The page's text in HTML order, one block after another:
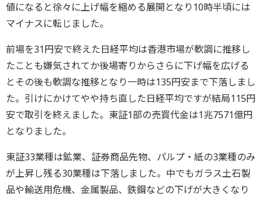
値になると徐々に上げ幅を縮める展開となり10時半頃には
マイナスに転じました。
前場を31円安で終えた日経平均は香港市場が軟調に推移し
たことも嫌気されてか後場寄りからさらに下げ幅を広げる
とその後も軟調な推移となり一時は135円安まで下落しまし
た。引けにかけてやや持ち直した日経平均ですが結局115円
安で取引を終えました。東証1部の売買代金は1兆7571億円
となりました。
東証33業種は鉱業、証券商品先物、パルプ・紙の3業種のみ
が上昇し残る30業種は下落しました。中でもガラス土石製
品や輸送用危機、金属製品、鉄鋼などの下げが大きくなり